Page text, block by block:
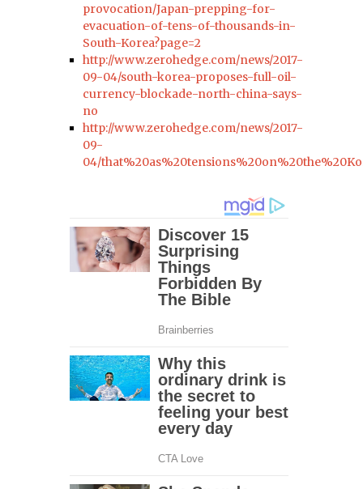
provocation/Japan-prepping-for-
evacuation-of-tens-of-thousands-in-
South-Korea?page=2
http://www.zerohedge.com/news/2017-
09-04/south-korea-proposes-full-oil-
currency-blockade-north-china-says-
no
http://www.zerohedge.com/news/2017-
09-
04/